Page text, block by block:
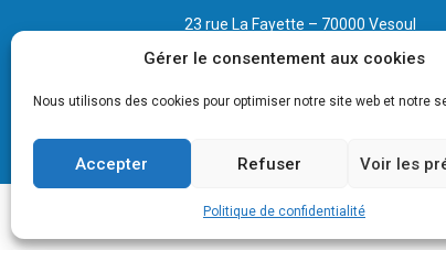
Gérer le consentement aux cookies
Nous utilisons des cookies pour optimiser notre site web et notre
Accepter Refuser Voir les
Politique de confidentialité
23 rue La Fayette – 70000 Vesoul
Cliquez ici pour nous contacter
© 2026 CULTURE 70 -Mentions légales